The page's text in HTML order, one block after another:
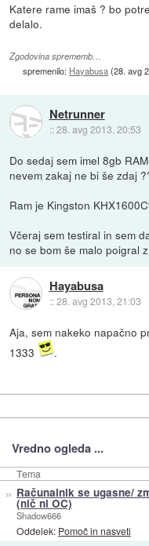
Katere rame imaš ? bo
delalo.
Zgodovina sprememb…
spremenilo: Hayabusa(28. avg
Netrunner
::28. avg 2013, 20:53
Do sedaj sem imel 8gb
nevem zakaj ne bi še zdaj
Ram je Kingston
Včeraj sem testiral in sem
no se bom še malo poigral
Hayabusa
::28. avg 2013, 21:03
Aja, sem nakeko napačno
1333
.
Vredno ogleda ...
Tema
» Računalnik se ugasne/
(nič ni OC)
Shadow666
Oddelek: Pomoč in nasveti